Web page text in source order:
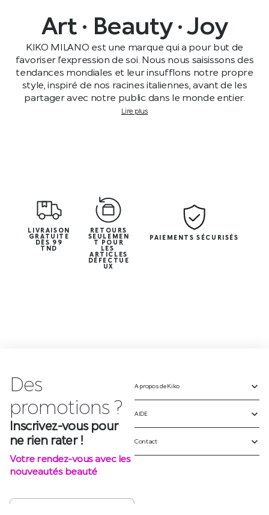
Art · Beauty · Joy
KIKO MILANO est une marque qui a pour but de
favoriser l’expression de soi. Nous nous saisissons des
tendances mondiales et leur insufflons notre propre
style, inspiré de nos racines italiennes, avant de les
partager avec notre public dans le monde entier.
Lire plus
LIVRAISON
GRATUITE
DÈS 99
TND
RETOURS
SEULEMEN
T POUR
LES
ARTICLES
DÉFECTUE
UX
PAIEMENTS SÉCURISÉS
Des
promotions ?
Inscrivez-vous pour
ne rien rater !
Votre rendez-vous avec les
nouveautés beauté
A propos de Kiko
AIDE
Contact